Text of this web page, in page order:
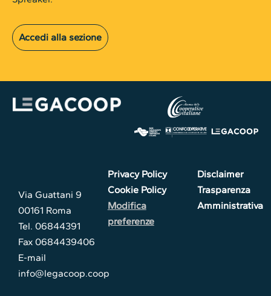
Accedi alla sezione
Via Guattani 9
00161 Roma
Tel. 06844391
Fax 0684439406
E-mail
info@legacoop.coop
Privacy Policy
Cookie Policy
Modifica
preferenze
Disclaimer
Trasparenza
Amministrativa